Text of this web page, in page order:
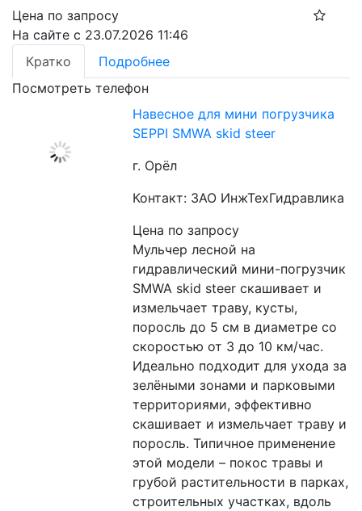
Цена по запросу
На сайте с 23.07.2026 11:46
Кратко
Подробнее
Посмотреть телефон
Навесное для мини погрузчика
SEPPI SMWA skid steer
г. Орёл
Контакт: ЗАО ИнжТехГидравлика
Цена по запросу
Мульчер лесной на
гидравлический мини-погрузчик
SMWA skid steer скашивает и
измельчает траву, кусты,
поросль до 5 см в диаметре со
скоростью от 3 до 10 км/час.
Идеально подходит для ухода за
зелёными зонами и парковыми
территориями, эффективно
скашивает и измельчает траву и
поросль. Типичное применение
этой модели – покос травы и
грубой растительности в парках,
строительных участках, вдоль